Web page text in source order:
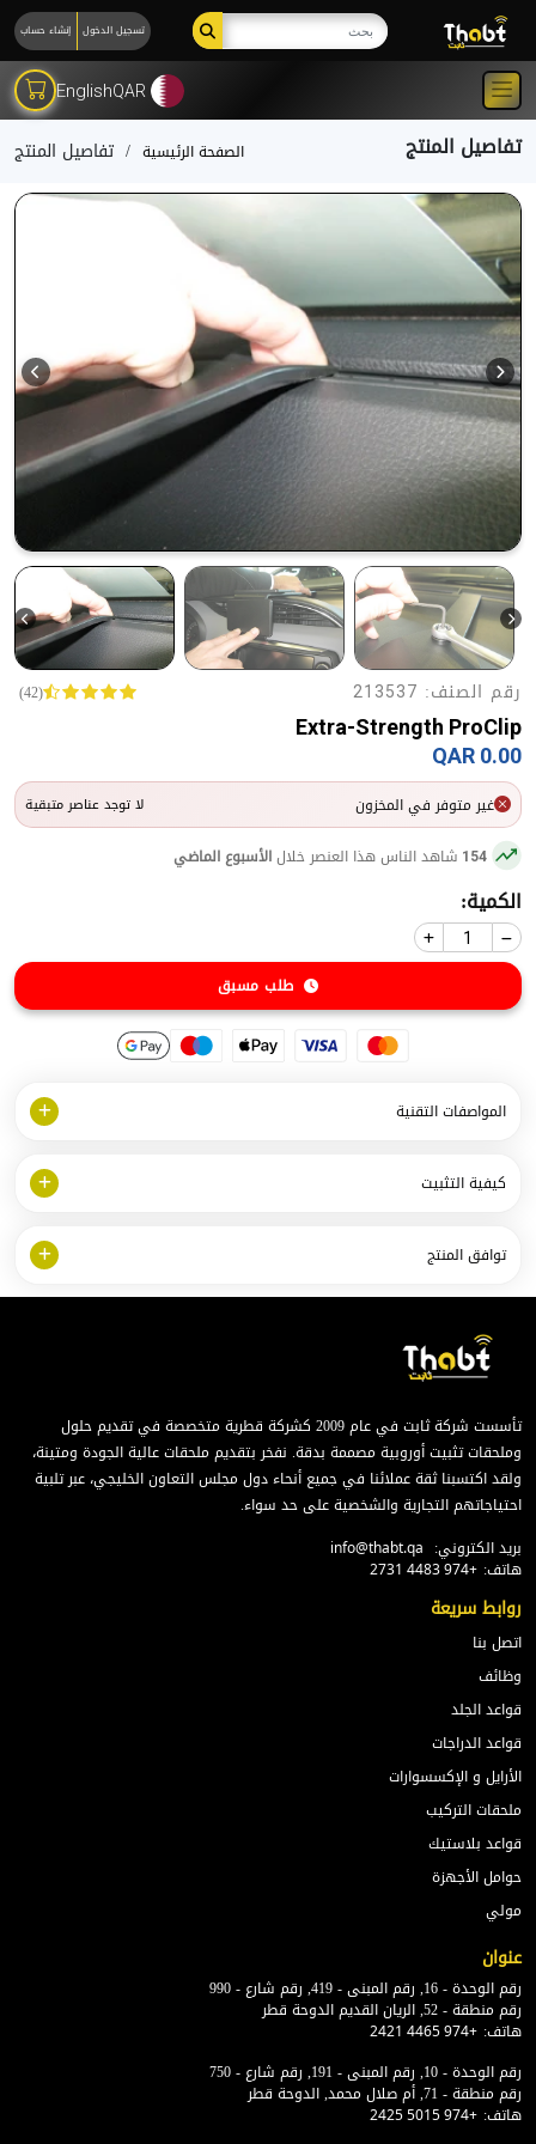
تسجيل الدخول إنشاء حساب
QAR
English
تفاصيل المنتج الصفحة الرئيسية تفاصيل المنتج
رقم الصنف: 213537
(42)
Extra-Strength ProClip
0.00 QAR
غير متوفر في المخزون لا توجد عناصر متبقية
154 شاهد الناس هذا العنصر خلالالأسبوع الماضي
الكمية:
طلب مسبق
المواصفات التقنية
كيفية التثبيت
توافق المنتج
تأسست شركة ثابت في عام 2009 كشركة قطرية متخصصة في تقديم حلول
وملحقات تثبيت أوروبية مصممة بدقة. نفخر بتقديم ملحقات عالية الجودة ومتينة،
ولقد اكتسبنا ثقة عملائنا في جميع أنحاء دول مجلس التعاون الخليجي، عبر تلبية
احتياجاتهم التجارية والشخصية على حد سواء.
بريد الكتروني:
info@thabt.qa
هاتف: +974 4483 2731
روابط سريعة
اتصل بنا
وظائف
قواعد الجلد
قواعد الدراجات
الأرايل و الإكسسوارات
ملحقات التركيب
قواعد بلاستيك
حوامل الأجهزة
مولي
عنوان
رقم الوحدة - 16, رقم المبنى - 419, رقم شارع - 990
رقم منطقة - 52, الريان القديم الدوحة قطر
هاتف: +974 4465 2421
رقم الوحدة - 10, رقم المبنى - 191, رقم شارع - 750
رقم منطقة - 71, أم صلال محمد, الدوحة قطر
هاتف: +974 5015 2425